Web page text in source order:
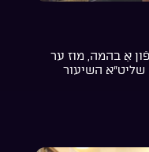
אַ בהמה, מוז ער
שליט”א השיעור